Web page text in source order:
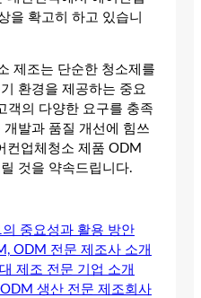
을 확고히 하고 있습니
제조는 단순한 청소제를
환경을 제공하는 중요
객의 다양한 요구를 충족
발과 품질 개선에 힘쓰
컨업체청소 제품 ODM
것을 약속드립니다.
중요성과 활용 방안
ODM 전문 제조사 소개
제조 전문 기업 소개
생산 전문 제조회사